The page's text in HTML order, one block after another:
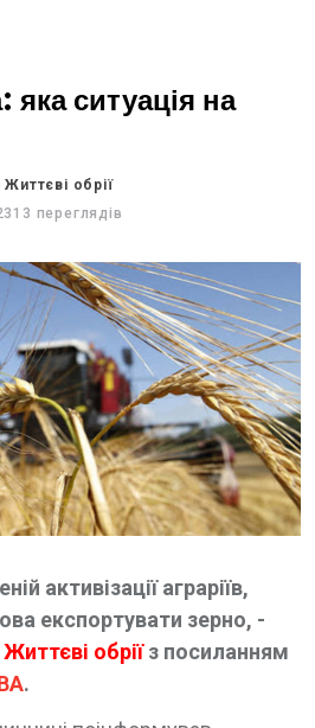
яка ситуація на
обрії
переглядів
активізації аграріїв,
експортувати зерно, -
Життєві обріїз посиланням
.